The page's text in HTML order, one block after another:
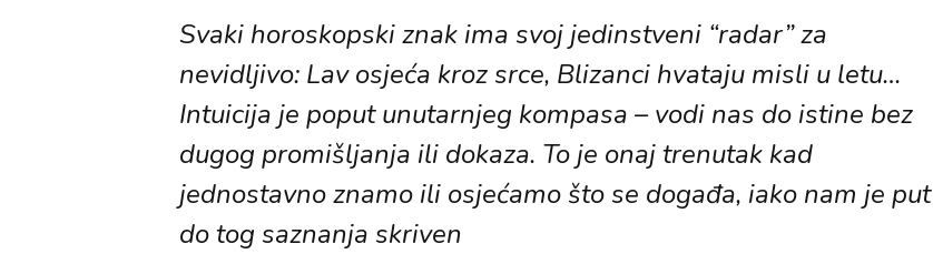
Svaki horoskopski znak ima svoj jedinstveni “radar” za
nevidljivo: Lav osjeća kroz srce, Blizanci hvataju misli u letu…
Intuicija je poput unutarnjeg kompasa – vodi nas do istine bez
dugog promišljanja ili dokaza. To je onaj trenutak kad
jednostavno znamo ili osjećamo što se događa, iako nam je put
do tog saznanja skriven